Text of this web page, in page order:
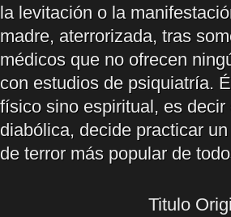
la levitación o la
madre, aterrorizada, tras
médicos que no ofrecen
con estudios de psiquiatría.
físico sino espiritual, es
diabólica, decide practicar
de terror más popular de
Titulo